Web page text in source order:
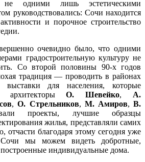
одними лишь эстетическими
руководствовались: Сочи находится
и порочное строительство
очевидно было, что одними
градостроительную культуру не
Со второй половины 90-х годов
традиция — проводить в районах
выставки для населения, которые
архитекторыО. Шевейко, А.
,О. Стрельников, М. Амиров,В.
проекты, лучшие образцы
жилья, представляли самих
отчасти благодаря этому сегодня уже
мы можем видеть добротные,
индивидуальные дома.